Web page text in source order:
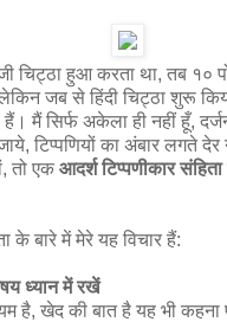
चिट्ठा हुआ करता था, तब १०
जब से हिंदी चिट्ठा शुरू
मैं सिर्फ अकेला ही नहीं हूँ,
टिप्पणियों का अंबार लगते देर
तो एक आदर्श टिप्पणीकार संहिता
के बारे में मेरे यह विचार हैं:
ध्यान में रखें
है, खेद की बात है यह भी कहना